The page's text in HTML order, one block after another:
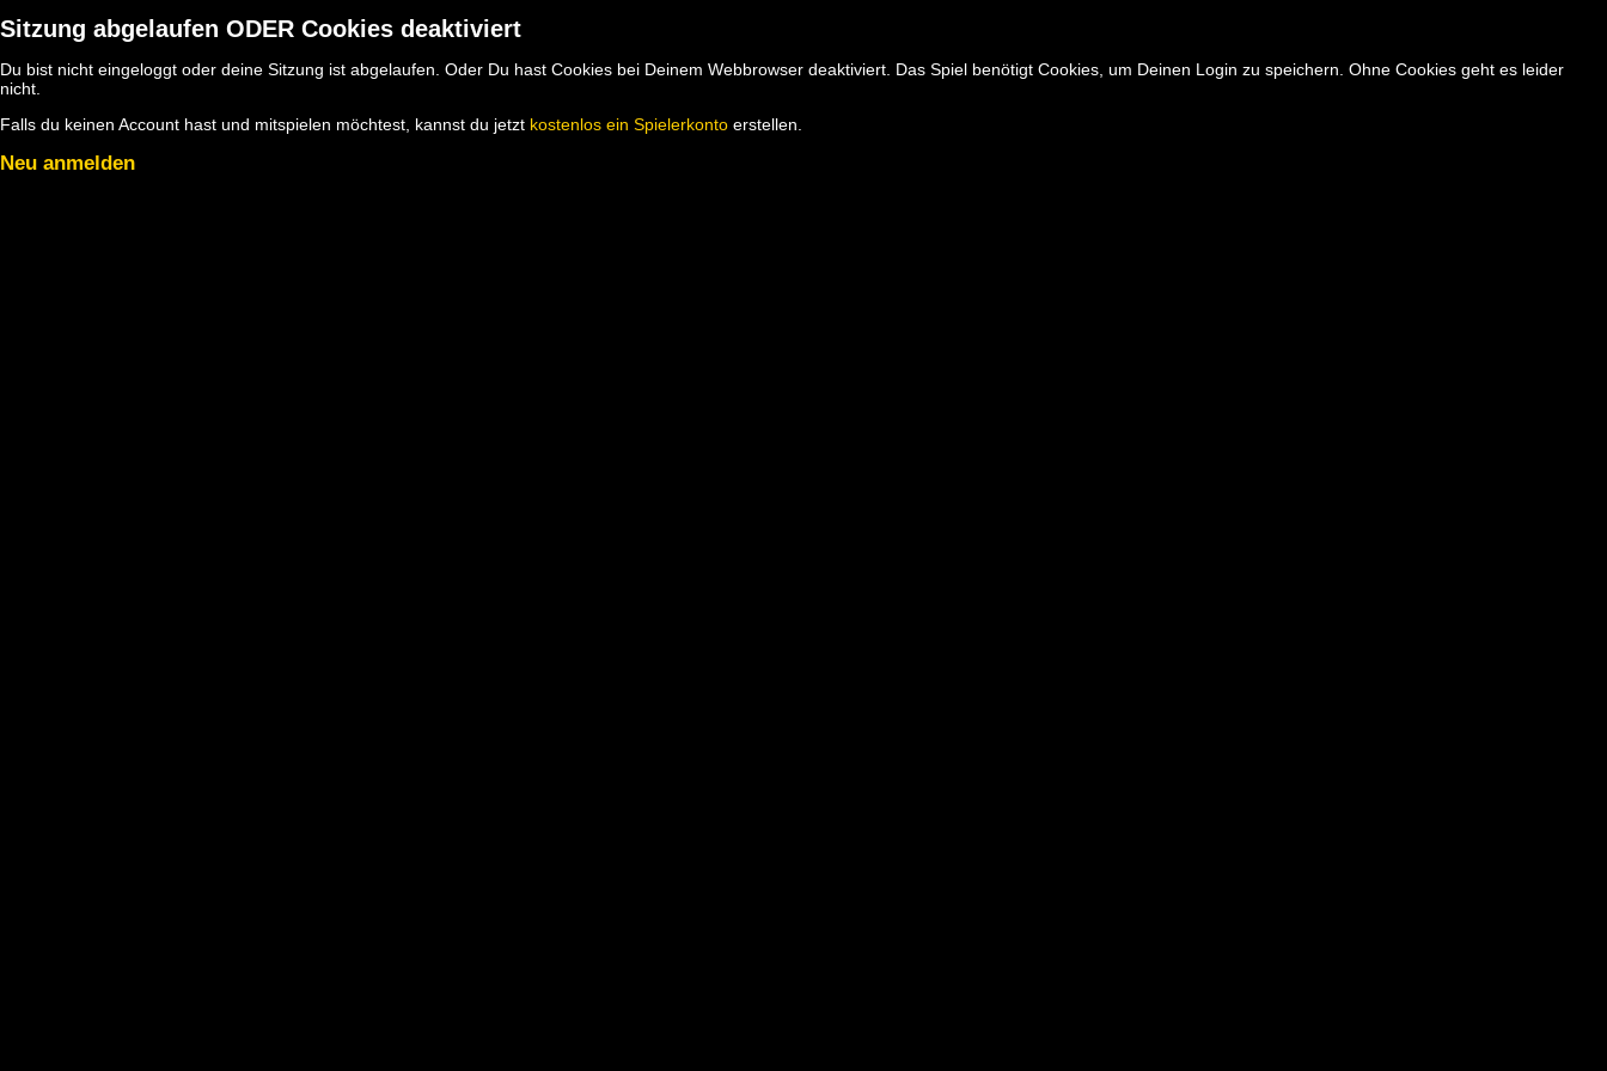
Sitzung abgelaufen ODER Cookies deaktiviert
Du bist nicht eingeloggt oder deine Sitzung ist abgelaufen. Oder Du hast Cookies bei Deinem Webbrowser deaktiviert. Das Spiel benötigt Cookies, um Deinen Login zu speichern. Ohne Cookies geht es leider
nicht.
Falls du keinen Account hast und mitspielen möchtest, kannst du jetzt kostenlos ein Spielerkonto erstellen.
Neu anmelden